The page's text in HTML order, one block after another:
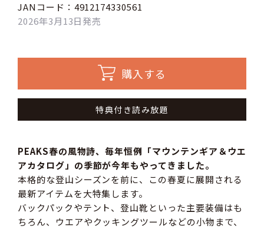
JANコード：4912174330561
2026年3月13日発売
購入する
特典付き読み放題
PEAKS春の風物詩、毎年恒例「マウンテンギア＆ウエ
アカタログ」の季節が今年もやってきました。
本格的な登山シーズンを前に、この春夏に展開される
最新アイテムを大特集します。
バックパックやテント、登山靴といった主要装備はも
ちろん、ウエアやクッキングツールなどの小物まで、